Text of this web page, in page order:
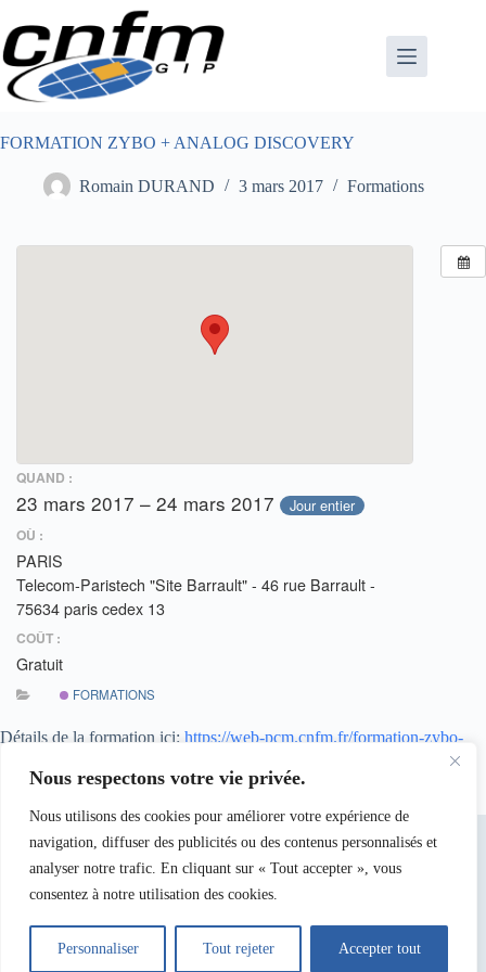
Nous respectons votre vie privée.
Nous utilisons des cookies pour améliorer votre expérience de
navigation, diffuser des publicités ou des contenus personnalisés et
analyser notre trafic. En cliquant sur « Tout accepter », vous
consentez à notre utilisation des cookies.
Personnaliser Tout rejeter Accepter tout
au
contenu
FORMATION ZYBO + ANALOG DISCOVERY
Romain DURAND 3 mars 2017 Formations
QUAND :
23 mars 2017 – 24 mars 2017 Jour entier
OÙ :
PARIS
Telecom-Paristech "Site Barrault" - 46 rue Barrault -
75634 paris cedex 13
COÛT :
Gratuit
FORMATIONS
Détails de la formation içi: https://web-pcm.cnfm.fr/formation-zybo-